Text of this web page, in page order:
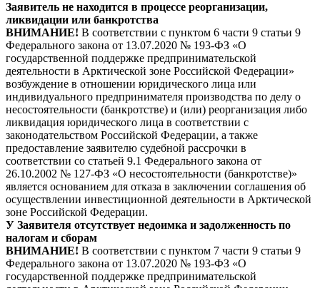
Заявитель не находится в процессе реорганизации,
ликвидации или банкротства
ВНИМАНИЕ! В соответствии с пунктом 6 части 9 статьи 9
Федерального закона от 13.07.2020 № 193-ФЗ «О
государственной поддержке предпринимательской
деятельности в Арктической зоне Российской Федерации»
возбуждение в отношении юридического лица или
индивидуального предпринимателя производства по делу о
несостоятельности (банкротстве) и (или) реорганизация либо
ликвидация юридического лица в соответствии с
законодательством Российской Федерации, а также
предоставление заявителю судебной рассрочки в
соответствии со статьей 9.1 Федерального закона от
26.10.2002 № 127-ФЗ «О несостоятельности (банкротстве)»
является основанием для отказа в заключении соглашения об
осуществлении инвестиционной деятельности в Арктической
зоне Российской Федерации.
У Заявителя отсутствует недоимка и задолженность по
налогам и сборам
ВНИМАНИЕ! В соответствии с пунктом 7 части 9 статьи 9
Федерального закона от 13.07.2020 № 193-ФЗ «О
государственной поддержке предпринимательской